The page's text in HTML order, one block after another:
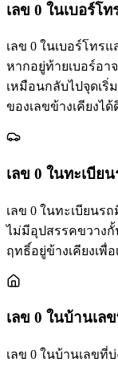
เลข 0 ในเบอร์โท
เลข 0 ในเบอร์โทร
หากอยู่ท้ายเบอร์อา
เหมือนกลับไปจุดเริ่
ของเลขข้างเคียงได้
เลข 0 ในทะเบียน
เลข 0 ในทะเบียนร
ไม่มีอุปสรรคขวาง
ฤทธิ์อยู่ข้างเคียงเพื่
เลข 0 ในบ้านเล
เลข 0 ในบ้านเลขที่